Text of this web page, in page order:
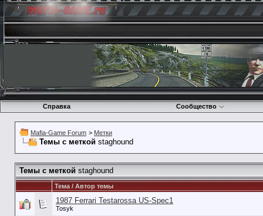
Справка Сообщество
Mafia-Game Forum > Метки
Темы с меткой staghound
Темы с меткой staghound
Тема / Автор темы
1987 Ferrari Testarossa US-Spec1
Tosyk